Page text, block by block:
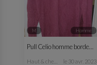
M homme
Pull Celio homme bordeaux M
haut & chemise le 30 avr. 2023